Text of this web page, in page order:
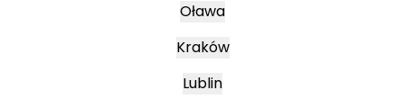
Oława
Kraków
Lublin